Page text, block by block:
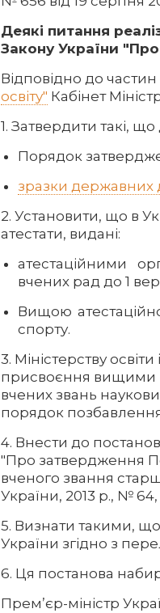
Деякі питання
Закону України
Відповідно до частин
освіту" Кабінет
1. Затвердити такі,
Порядок
зразки державних
2. Установити, що в
атестати, видані:
атестаційними
вчених рад до 1
Вищою
спорту.
3. Міністерству
присвоєння вищими
вчених звань
порядок
4. Внести до
"Про затвердження
вченого звання
України, 2013 р., №
5. Визнати такими, що
України згідно з
6. Ця постанова
Прем’єр-міністр